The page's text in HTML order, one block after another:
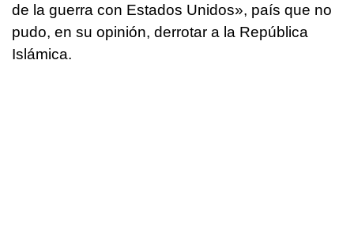
de la guerra con Estados Unidos», país que no
pudo, en su opinión, derrotar a la República
Islámica.